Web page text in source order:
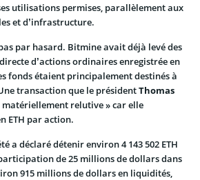
utilisations permises, parallèlement aux
et d’infrastructure.
par hasard. Bitmine avait déjà levé des
d’actions ordinaires enregistrée en
fonds étaient principalement destinés à
transaction que le présidentThomas
relutive » car elle
ETH par action.
a déclaré détenir environ 4 143 502 ETH
de 25 millions de dollars dans
915 millions de dollars en liquidités,